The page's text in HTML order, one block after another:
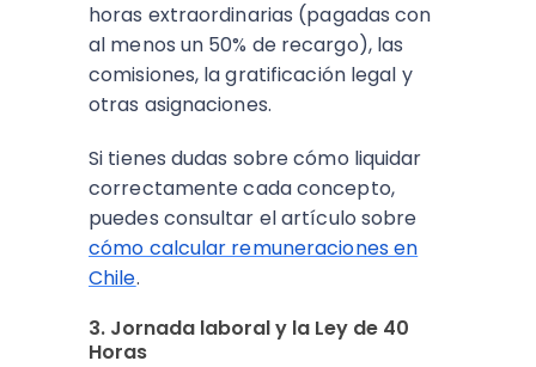
horas extraordinarias (pagadas con
al menos un 50% de recargo), las
comisiones, la gratificación legal y
otras asignaciones.
Si tienes dudas sobre cómo liquidar
correctamente cada concepto,
puedes consultar el artículo sobre
cómo calcular remuneraciones en
Chile.
3. Jornada laboral y la Ley de 40
Horas